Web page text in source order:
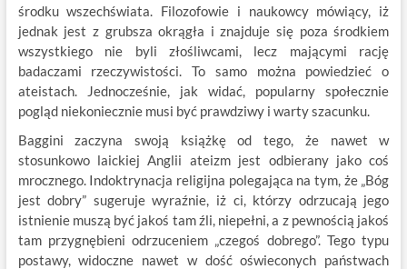
środku wszechświata. Filozofowie i naukowcy mówiący, iż
jednak jest z grubsza okrągła i znajduje się poza środkiem
wszystkiego nie byli złośliwcami, lecz mającymi rację
badaczami rzeczywistości. To samo można powiedzieć o
ateistach. Jednocześnie, jak widać, popularny społecznie
pogląd niekoniecznie musi być prawdziwy i warty szacunku.
Baggini zaczyna swoją książkę od tego, że nawet w
stosunkowo laickiej Anglii ateizm jest odbierany jako coś
mrocznego. Indoktrynacja religijna polegająca na tym, że „Bóg
jest dobry” sugeruje wyraźnie, iż ci, którzy odrzucają jego
istnienie muszą być jakoś tam źli, niepełni, a z pewnością jakoś
tam przygnębieni odrzuceniem „czegoś dobrego”. Tego typu
postawy, widoczne nawet w dość oświeconych państwach